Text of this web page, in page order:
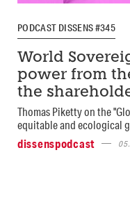
PODCAST DISSENS #345
World
power from
the
Thomas Piketty on the
equitable and ecological
dissenspodcast